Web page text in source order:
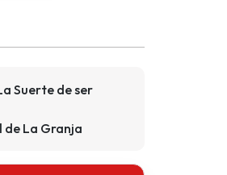
Suerte de ser
de La Granja